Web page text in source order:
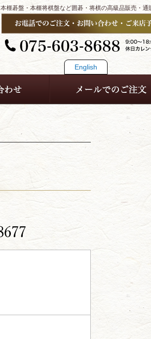
本榧碁盤・本榧将棋盤など囲碁・将棋の高級品販売・通
English